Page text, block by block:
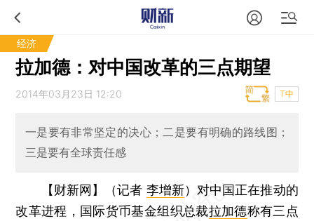
经济
拉加德：对中国改革的三点期望
2014年03月23日 12:20 T中
一是要有非常坚定的决心；二是要有明确的路线图；
三是要有全球责任感
【财新网】（记者 李增新） 对中国正在推动的
改革进程，国际货币基金组织总裁拉加德称有三点